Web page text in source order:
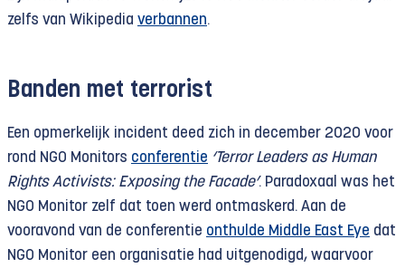
zelfs van Wikipedia verbannen.
Banden met terrorist
Een opmerkelijk incident deed zich in december 2020 voor
rond NGO Monitors conferentie ‘Terror Leaders as Human
Rights Activists: Exposing the Facade’. Paradoxaal was het
NGO Monitor zelf dat toen werd ontmaskerd. Aan de
vooravond van de conferentie onthulde Middle East Eye dat
NGO Monitor een organisatie had uitgenodigd, waarvoor